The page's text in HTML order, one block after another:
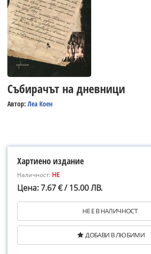
Събирачът на дневници
Автор: Леа Коен
Хартиено издание
Наличност: НЕ
Цена: 7.67 € / 15.00 ЛВ.
НЕ Е В НАЛИЧНОСТ
ДОБАВИ В ЛЮБИМИ